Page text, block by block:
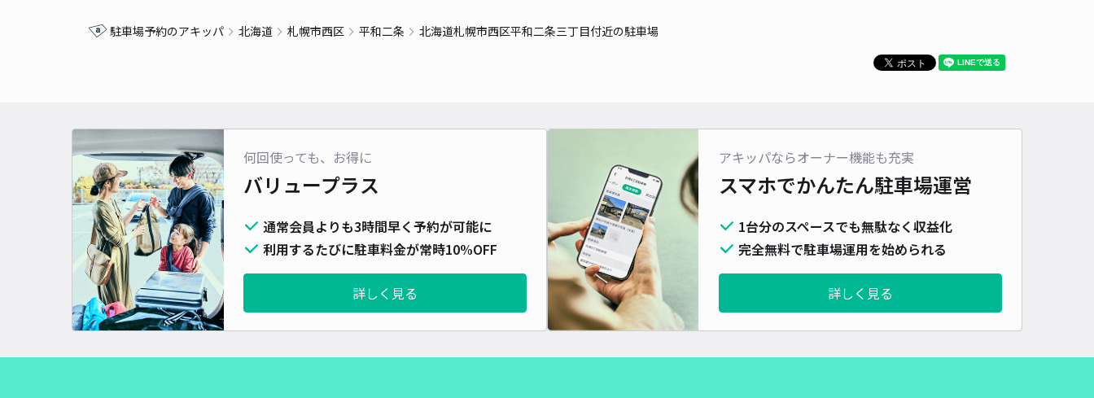
駐車場予約のアキッパ 北海道 札幌市西区 平和二条 北海道札幌市西区平和二条三丁目付近の駐車場
何回使っても、お得に
バリュープラス
通常会員よりも3時間早く予約が可能に
利用するたびに駐車料金が常時10%OFF
詳しく見る
アキッパならオーナー機能も充実
スマホでかんたん駐車場運営
1台分のスペースでも無駄なく収益化
完全無料で駐車場運用を始められる
詳しく見る